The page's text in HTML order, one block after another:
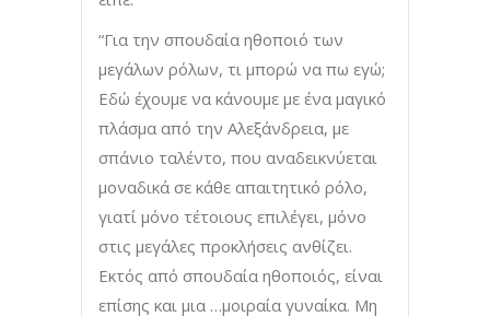
“Για την σπουδαία ηθοποιό των
μεγάλων ρόλων, τι μπορώ να πω εγώ;
Εδώ έχουμε να κάνουμε με ένα μαγικό
πλάσμα από την Αλεξάνδρεια, με
σπάνιο ταλέντο, που αναδεικνύεται
μοναδικά σε κάθε απαιτητικό ρόλο,
γιατί μόνο τέτοιους επιλέγει, μόνο
στις μεγάλες προκλήσεις ανθίζει.
Εκτός από σπουδαία ηθοποιός, είναι
επίσης και μια …μοιραία γυναίκα. Μη